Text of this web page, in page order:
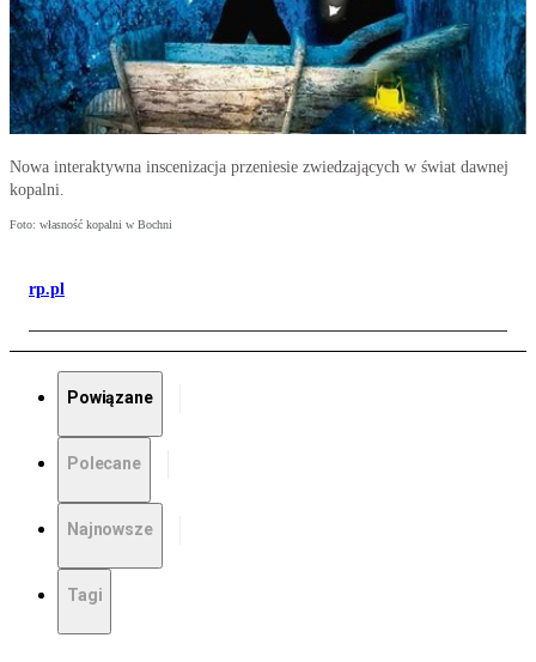
Nowa interaktywna inscenizacja przeniesie zwiedzających w świat dawnej
kopalni.
Foto: własność kopalni w Bochni
rp.pl
Powiązane
Polecane
Najnowsze
Tagi